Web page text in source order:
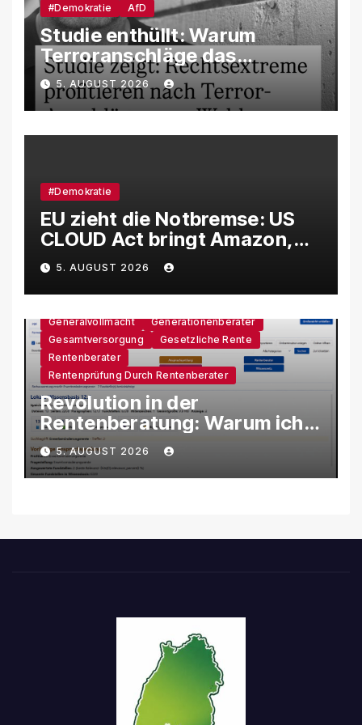
#Demokratie AfD
Studie enthüllt: Warum
Terroranschläge das
Wahlverhalten verändern –
und weshalb die AfD davon
besonders profitiert
5. AUGUST 2026
#Demokratie
EU zieht die Notbremse: US
CLOUD Act bringt Amazon,
Google und Microsoft massiv
unter Druck
5. AUGUST 2026
Generalvollmacht
Generationenberater
Gesamtversorgung
Gesetzliche Rente
Rentenberater
Rentenprüfung Durch Rentenberater
Revolution in der
Rentenberatung: Warum ich
eine eigene KI-Software
entwickle
5. AUGUST 2026